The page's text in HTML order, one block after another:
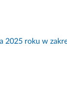
roku w